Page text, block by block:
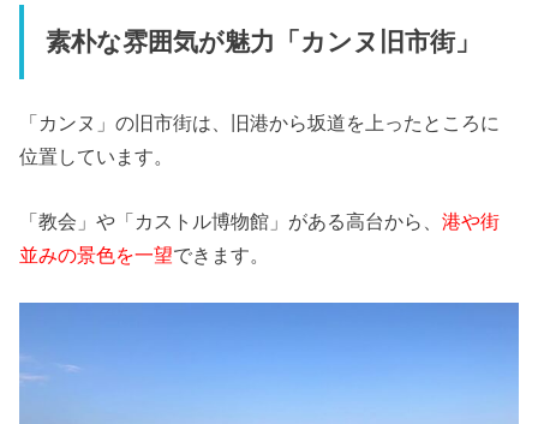
素朴な雰囲気が魅力「カンヌ旧市街」
「カンヌ」の旧市街は、旧港から坂道を上ったところに
位置しています。
「教会」や「カストル博物館」がある高台から、港や街
並みの景色を一望できます。